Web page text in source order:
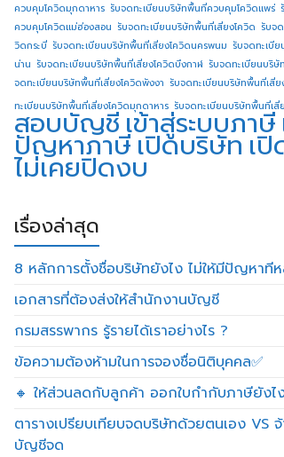
ควบคุมโควิดมุกดาหาร รับจดทะเบียนบริษัทพื้นที่ควบคุมโควิดแพร่
ควบคุมโควิดแม่ฮ่องสอน รับจดทะเบียนบริษัทพื้นที่เสี่ยงโควิด รับจ
วิดกระบี่ รับจดทะเบียนบริษัทพื้นที่เสี่ยงโควิดนครพนม รับจดทะเบี
น่าน รับจดทะเบียนบริษัทพื้นที่เสี่ยงโควิดบึงกาฬ รับจดทะเบียนบริษั
จดทะเบียนบริษัทพื้นที่เสี่ยงโควิดพังงา รับจดทะเบียนบริษัทพื้นที่เสี่ย
ทะเบียนบริษัทพื้นที่เสี่ยงโควิดมุกดาหาร รับจดทะเบียนบริษัทพื้นที่เสี่
สอบบัญชี เข้าสู่ระบบภาษี
ปัญหาภาษีเปิดบริษัทเ
ไม่เคยปิดงบ
เรื่องล่าสุด
8 หลักการตั้งชื่อบริษัทยังไง ไม่ให้มีปัญหาที
เอกสารที่ต้องส่งให้สำนักงานบัญชี
กรมสรรพากร รู้รายได้เราอย่างไร ?
ข้อความต้องห้ามในการจองชื่อนิติบุคคล✅
🔸 ให้ส่วนลดกับลูกค้า ออกใบกำกับภาษียังไ
ตารางเปรียบเทียบจดบริษัทด้วยตนเอง VS
บัญชีจด